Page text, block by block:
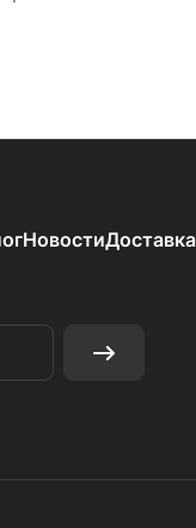
Новости